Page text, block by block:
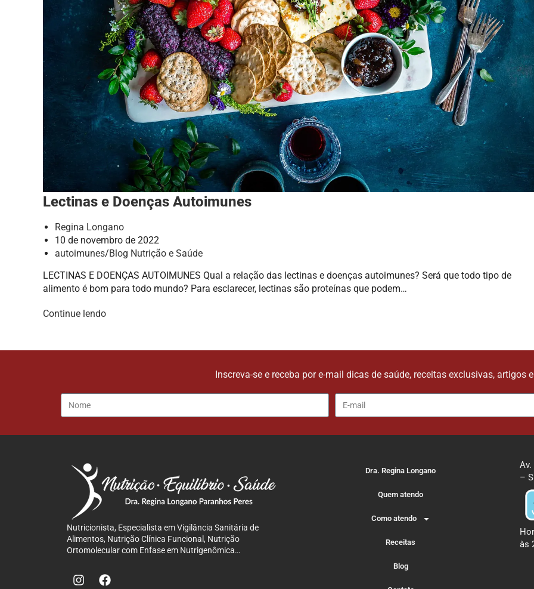
Lectinas e Doenças Autoimunes
Regina Longano
10 de novembro de 2022
autoimunes/Blog Nutrição e Saúde
LECTINAS E DOENÇAS AUTOIMUNES Qual a relação das lectinas e doenças autoimunes? Será que todo tipo de
alimento é bom para todo mundo? Para esclarecer, lectinas são proteínas que podem…
Continue lendo
Inscreva-se e receba por e-mail dicas de saúde, receitas exclusivas, artigos
Nutricionista, Especialista em Vigilância Sanitária de
Alimentos, Nutrição Clínica Funcional, Nutrição
Ortomolecular com Enfase em Nutrigenômica…
Dra. Regina Longano
Quem atendo
Como atendo
Receitas
Blog
–
às